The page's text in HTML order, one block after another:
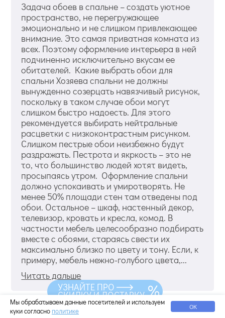
Задача обоев в спальне – создать уютное
пространство, не перегружающее
эмоционально и не слишком привлекающее
внимание. Это самая приватная комната из
всех. Поэтому оформление интерьера в ней
подчиненно исключительно вкусам ее
обитателей. Какие выбрать обои для
спальни Хозяева спальни не должны
вынужденно созерцать навязчивый рисунок,
поскольку в таком случае обои могут
слишком быстро надоесть. Для этого
рекомендуется выбирать нейтральные
расцветки с низкоконтрастным рисунком.
Слишком пестрые обои неизбежно будут
раздражать. Пестрота и якркость – это не
то, что большинство людей хотят видеть,
просыпаясь утром. Оформление спальни
должно успокаивать и умиротворять. Не
менее 50% площади стен там отведены под
обои. Остальное – шкаф, настенный декор,
телевизор, кровать и кресла, комод. В
частности мебель целесообразно подбирать
вместе с обоями, стараясь свести их
максимально близко по цвету и тону. Если, к
примеру, мебель нежно-голубого цвета,...
Читать дальше
Мы обрабатываем данные посетителей и используем
куки согласно политике ОК
УЗНАЙТЕ ПРО
СКИДКУ И ДОСТАВКУ